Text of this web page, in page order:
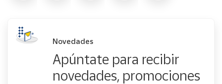
Novedades
Apúntate para recibir
novedades, promociones